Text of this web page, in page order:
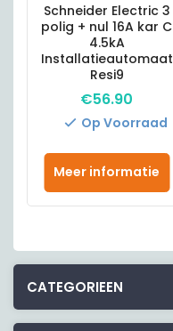
Schneider Electric 3
polig + nul 16A kar C
4.5kA
Installatieautomaat
Resi9
€56.90
Meer informatie
Op Voorraad
CATEGORIEEN